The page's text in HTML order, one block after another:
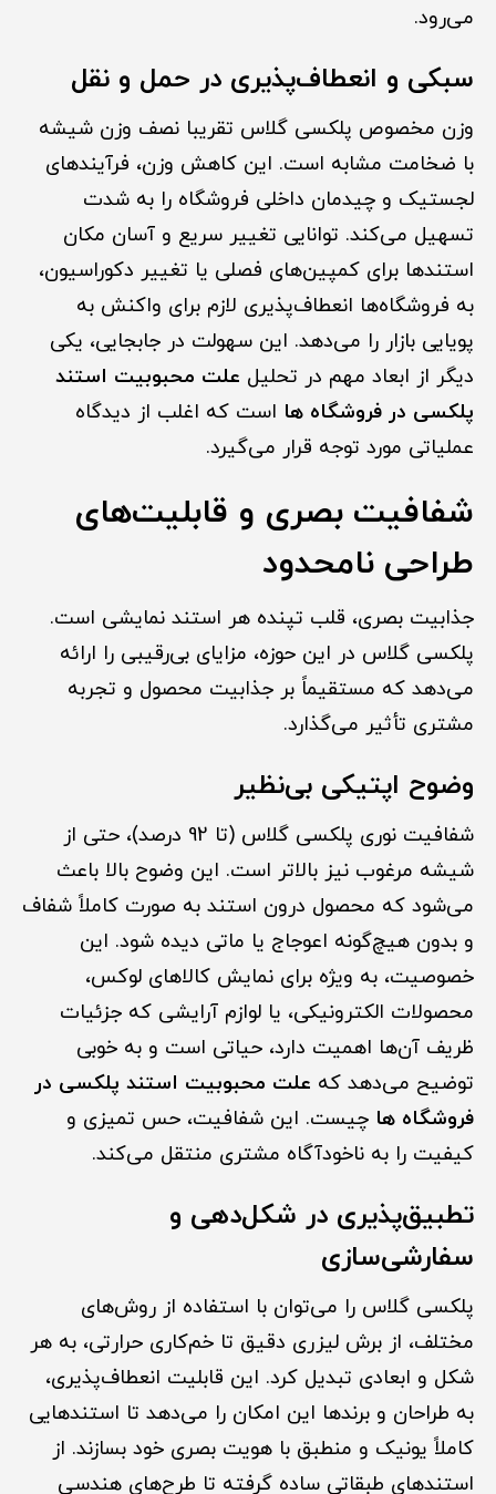
می‌رود.
سبکی و انعطاف‌پذیری در حمل و نقل
وزن مخصوص پلکسی گلاس تقریبا نصف وزن شیشه
با ضخامت مشابه است. این کاهش وزن، فرآیندهای
لجستیک و چیدمان داخلی فروشگاه را به شدت
تسهیل می‌کند. توانایی تغییر سریع و آسان مکان
استندها برای کمپین‌های فصلی یا تغییر دکوراسیون،
به فروشگاه‌ها انعطاف‌پذیری لازم برای واکنش به
پویایی بازار را می‌دهد. این سهولت در جابجایی، یکی
دیگر از ابعاد مهم در تحلیل علت محبوبیت استند
پلکسی در فروشگاه ها است که اغلب از دیدگاه
عملیاتی مورد توجه قرار می‌گیرد.
شفافیت بصری و قابلیت‌های
طراحی نامحدود
جذابیت بصری، قلب تپنده هر استند نمایشی است.
پلکسی گلاس در این حوزه، مزایای بی‌رقیبی را ارائه
می‌دهد که مستقیماً بر جذابیت محصول و تجربه
مشتری تأثیر می‌گذارد.
وضوح اپتیکی بی‌نظیر
شفافیت نوری پلکسی گلاس (تا 92 درصد)، حتی از
شیشه مرغوب نیز بالاتر است. این وضوح بالا باعث
می‌شود که محصول درون استند به صورت کاملاً شفاف
و بدون هیچ‌گونه اعوجاج یا ماتی دیده شود. این
خصوصیت، به ویژه برای نمایش کالاهای لوکس،
محصولات الکترونیکی، یا لوازم آرایشی که جزئیات
ظریف آن‌ها اهمیت دارد، حیاتی است و به خوبی
توضیح می‌دهد که علت محبوبیت استند پلکسی در
فروشگاه ها چیست. این شفافیت، حس تمیزی و
کیفیت را به ناخودآگاه مشتری منتقل می‌کند.
تطبیق‌پذیری در شکل‌دهی و
سفارشی‌سازی
پلکسی گلاس را می‌توان با استفاده از روش‌های
مختلف، از برش لیزری دقیق تا خم‌کاری حرارتی، به هر
شکل و ابعادی تبدیل کرد. این قابلیت انعطاف‌پذیری،
به طراحان و برندها این امکان را می‌دهد تا استندهایی
کاملاً یونیک و منطبق با هویت بصری خود بسازند. از
استندهای طبقاتی ساده گرفته تا طر ح‌های هندسی